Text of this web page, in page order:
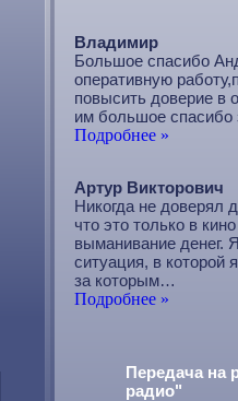
Владимир
Большое спасибо
оперативную
повысить доверие в
им большое спасибо
Подробнее »
Артур Викторович
Никогда не доверял
что это только в
выманивание денег.
ситуация, в которой
за которым…
Подробнее »
Передача на
радио"